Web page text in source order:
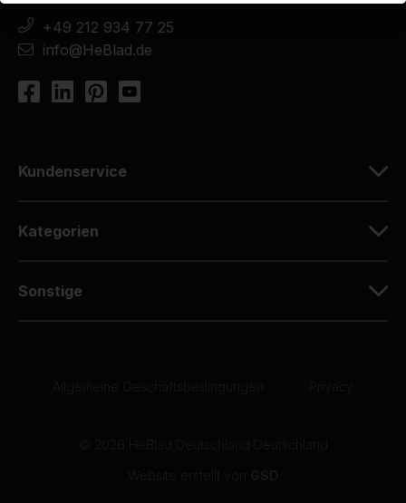
+49 212 934 77 25
info@HeBlad.de
Kundenservice
Kategorien
Sonstige